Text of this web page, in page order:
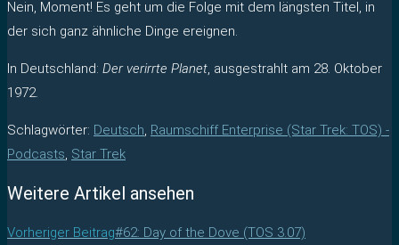
Nein, Moment! Es geht um die Folge mit dem längsten Titel, in
der sich ganz ähnliche Dinge ereignen.
In Deutschland: Der verirrte Planet, ausgestrahlt am 28. Oktober
1972.
Schlagwörter: Deutsch, Raumschiff Enterprise (Star Trek: TOS) -
Podcasts, Star Trek
Weitere Artikel ansehen
Vorheriger Beitrag#62: Day of the Dove (TOS 3.07)